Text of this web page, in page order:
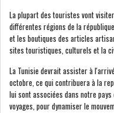
COTATION ET ANALYSES
La plupart des touristes vont
différentes régions de la
et les boutiques des articles
sites touristiques, culturels et la
La Tunisie devrait assister à
octobre, ce qui contribuera à la
lui sont associées dans notre
voyages, pour dynamiser le